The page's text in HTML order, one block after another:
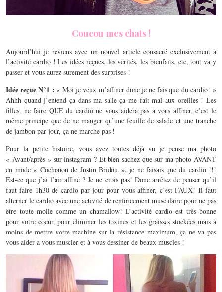
Coucou mes chats !
Aujourd’hui je reviens avec un nouvel article consacré exclusivement à
l’activité cardio ! Les idées reçues, les vérités, les bienfaits, etc, tout va y
passer et vous aurez surement des surprises !
Idée reçue N°1 : « Moi je veux m’affiner donc je ne fais que du cardio! »
Ahhh quand j’entend ça dans ma salle ça me fait mal aux oreilles ! Les
filles, ne faire QUE du cardio ne vous aidera pas a vous affiner, c’est le
même principe que de ne manger qu’une feuille de salade et une tranche
de jambon par jour, ça ne marche pas !
Pour la petite histoire, vous avez toutes déjà vu je pense ma photo
« Avant/après » sur instagram ? Et bien sachez que sur ma photo AVANT
en mode « Cochonou de Justin Bridou », je ne faisais que du cardio !!!
Est-ce que j’ai l’air affiné ? Je ne crois pas! Donc arrêtez de penser qu’il
faut faire 1h30 de cardio par jour pour vous affiner, c’est FAUX! Il faut
alterner le cardio avec une activité de renforcement musculaire pour ne pas
être toute molle comme un chamallow! L’activité cardio est très bonne
pour votre coeur, pour éliminer les toxines et les graisses stockées mais à
moins de mettre votre machine sur la résistance maximum, ça ne va pas
vous aider a vous muscler et à vous dessiner de beaux muscles !